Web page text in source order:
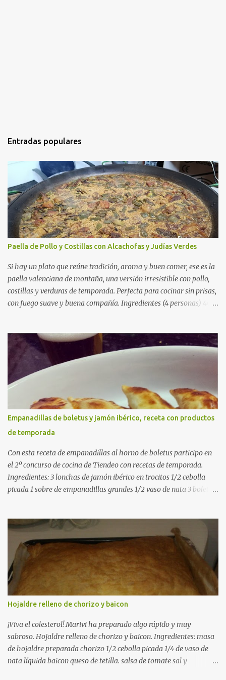
Entradas populares
Paella de Pollo y Costillas con Alcachofas y Judías Verdes
Si hay un plato que reúne tradición, aroma y buen comer, ese es la
paella valenciana de montaña, una versión irresistible con pollo,
costillas y verduras de temporada. Perfecta para cocinar sin prisas,
con fuego suave y buena compañía. Ingredientes (4 personas) 400
verdes planas 2 tomates maduros rallados 1,2 litros de caldo de
pollo (o agua) 1 cucharadita de hebras de azafrán 1 cucharadita de
pimentón dulce 2 dientes de ajo Aceite de oliva virgen extra Sal al
gusto (Opcional) una ramita de romero Elaboración 1. Prepara las
verduras Limpia las alcachofas, retira las hojas duras y córtalas en
cuartos. Trocea las judías verdes. Reserva en agua con limón para
que no se oxiden. 2. Sofríe las carnes En la paellera, añade un buen
chorro de aceite de oliva y dora bien el pollo y las costillas a fuego
medio-alto. Este paso es clave: cuanto más dorado, más sabor ten...
Empanadillas de boletus y jamón ibérico, receta con productos
de temporada
Con esta receta de empanadillas al horno de boletus participo en
el 2º concurso de cocina de Tiendeo con recetas de temporada.
Ingredientes: 3 lonchas de jamón ibérico en trocitos 1/2 cebolla
picada 1 sobre de empanadillas grandes 1/2 vaso de nata 3 boletus
virgen para untar la bandeja de horno Elaboración: Precalentar el
horno a 200ºC .Picamos la cebolla y la doramos en una sartén
grande con el aceite de oliva virgen extra a fuego medio. A
continuación agregamos la nata y los boletus en trocitos
pequeños. Removemos bien y agregamos el jamón ibérico cortado
en trocitos. Picamos los huevos duros y los agregamos a la mezcla
dejamos reducir algo la nata para que espese. Rectificamos de sal.
Empezamos a rellenar las empanadillas de la mezcla anterior con
ayuda de una cuchara. Cerramos las empanadillas con ayuda de
u...
Hojaldre relleno de chorizo y baicon
¡Viva el colesterol! Marivi ha preparado algo rápido y muy
sabroso. Hojaldre relleno de chorizo y baicon. Ingredientes: masa
de hojaldre preparada chorizo 1/2 cebolla picada 1/4 de vaso de
nata líquida baicon queso de tetilla. salsa de tomate sal y